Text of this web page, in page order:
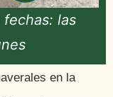
fechas: las
en la